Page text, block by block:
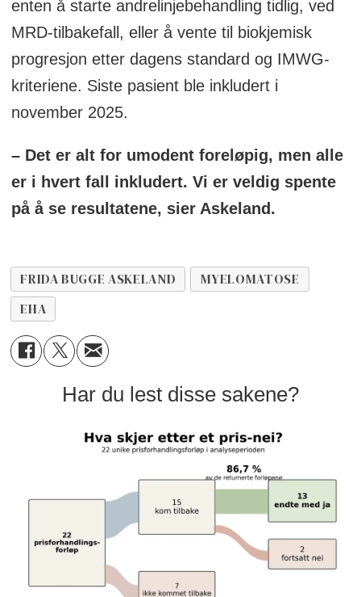
enten å starte andrelinjebehandling tidlig, ved
MRD-tilbakefall, eller å vente til biokjemisk
progresjon etter dagens standard og IMWG-
kriteriene. Siste pasient ble inkludert i
november 2025.
– Det er alt for umodent foreløpig, men alle
er i hvert fall inkludert. Vi er veldig spente
på å se resultatene, sier Askeland.
FRIDA BUGGE ASKELAND
MYELOMATOSE
EHA
Har du lest disse sakene?